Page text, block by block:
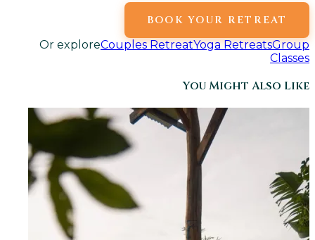
BOOK YOUR RETREAT
Or exploreCouples RetreatYoga RetreatsGroup
Classes
You Might Also Like